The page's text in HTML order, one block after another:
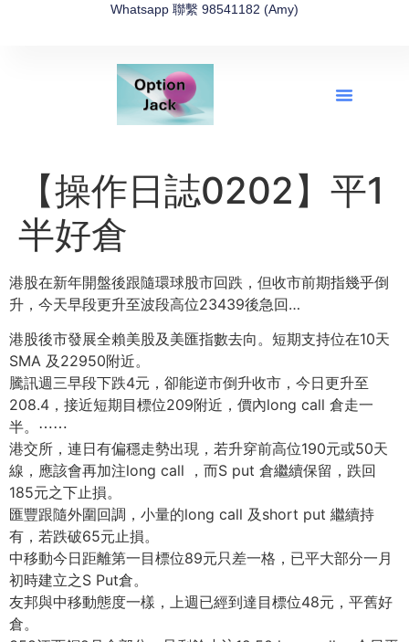
Whatsapp 聯繫 98541182 (Amy)
【操作日誌0202】平1
半好倉
港股在新年開盤後跟隨環球股市回跌，但收市前期指幾乎倒
升，今天早段更升至波段高位23439後急回…
港股後市發展全賴美股及美匯指數去向。短期支持位在10天
SMA 及22950附近。
騰訊週三早段下跌4元，卻能逆市倒升收市，今日更升至
208.4，接近短期目標位209附近，價內long call 倉走一
半。 ⋯⋯
港交所，連日有偏穩走勢出現，若升穿前高位190元或50天
線，應該會再加注long call ，而S put 倉繼續保留，跌回
185元之下止損。
匯豐跟隨外圍回調，小量的long call 及short put 繼續持
有，若跌破65元止損。
中移動今日距離第一目標位89元只差一格，已平大部分一月
初時建立之S Put倉。
友邦與中移動態度一樣，上週已經到達目標位48元，平舊好
倉。